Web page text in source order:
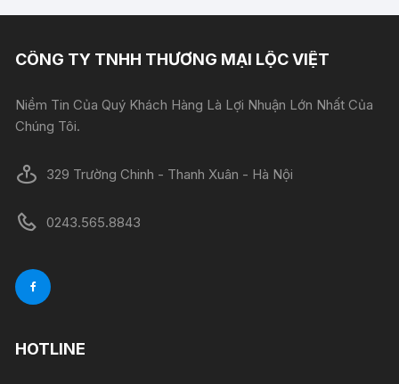
CÔNG TY TNHH THƯƠNG MẠI LỘC VIỆT
Niềm Tin Của Quý Khách Hàng Là Lợi Nhuận Lớn Nhất Của
Chúng Tôi.
329 Trường Chinh - Thanh Xuân - Hà Nội
0243.565.8843
HOTLINE